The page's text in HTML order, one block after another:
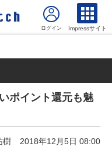
Impressサイト
ポイント還元も魅
樹 2018年12月5日 08:00